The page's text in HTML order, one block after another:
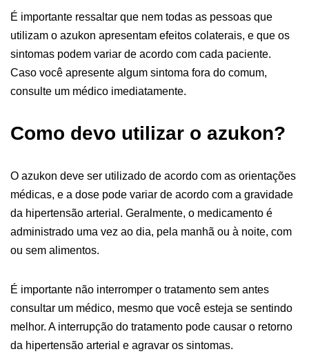
É importante ressaltar que nem todas as pessoas que
utilizam o azukon apresentam efeitos colaterais, e que os
sintomas podem variar de acordo com cada paciente.
Caso você apresente algum sintoma fora do comum,
consulte um médico imediatamente.
Como devo utilizar o azukon?
O azukon deve ser utilizado de acordo com as orientações
médicas, e a dose pode variar de acordo com a gravidade
da hipertensão arterial. Geralmente, o medicamento é
administrado uma vez ao dia, pela manhã ou à noite, com
ou sem alimentos.
É importante não interromper o tratamento sem antes
consultar um médico, mesmo que você esteja se sentindo
melhor. A interrupção do tratamento pode causar o retorno
da hipertensão arterial e agravar os sintomas.